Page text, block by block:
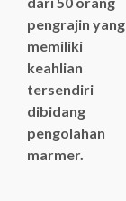
pengrajin yang
memiliki
keahlian
tersendiri
dibidang
pengolahan
marmer.